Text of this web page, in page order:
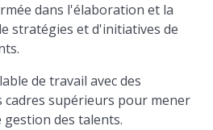
dans l'élaboration et la
stratégies et d'initiatives de
de travail avec des
cadres supérieurs pour mener
gestion des talents.